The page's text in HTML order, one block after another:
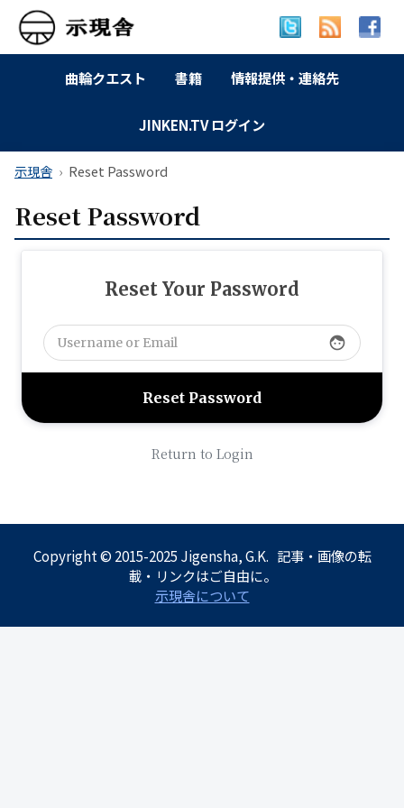
曲輪クエスト 書籍 情報提供・連絡先
JINKEN.TV ログイン
示現舎 Reset Password
Reset Password
Reset Your Password
face
Return to Login
Copyright © 2015-2025 Jigensha, G.K. 記事・画像の転
載・リンクはご自由に。
示現舎について